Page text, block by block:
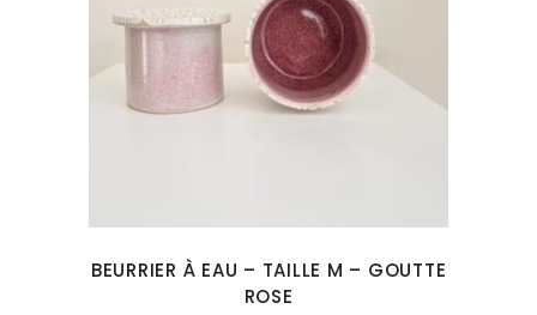
BEURRIER À EAU – TAILLE M – GOUTTE
ROSE